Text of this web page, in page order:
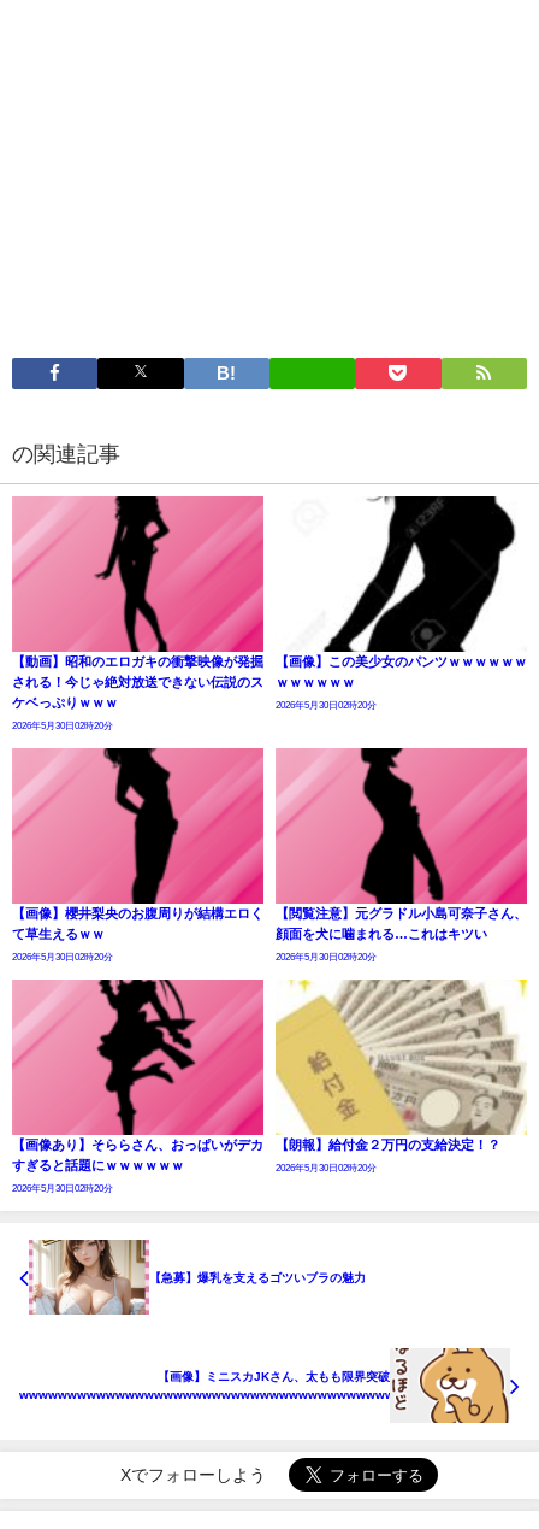
の関連記事
【動画】昭和のエロガキの衝撃映像が発掘
される！今じゃ絶対放送できない伝説のス
ケベっぷりｗｗｗ
2026年5月30日02時20分
【画像】この美少女のパンツｗｗｗｗｗｗ
ｗｗｗｗｗｗ
2026年5月30日02時20分
【画像】櫻井梨央のお腹周りが結構エロく
て草生えるｗｗ
2026年5月30日02時20分
【閲覧注意】元グラドル小島可奈子さん、
顔面を犬に噛まれる…これはキツい
2026年5月30日02時20分
【画像あり】そららさん、おっぱいがデカ
すぎると話題にｗｗｗｗｗｗ
2026年5月30日02時20分
【朗報】給付金２万円の支給決定！？
2026年5月30日02時20分
【急募】爆乳を支えるゴツいブラの魅力
【画像】ミニスカJKさん、太もも限界突破
wwwwwwwwwwwwwwwwwwwwwwwwwwwwwwwwwwwwwwwwwwwwwwww
Xでフォローしよう